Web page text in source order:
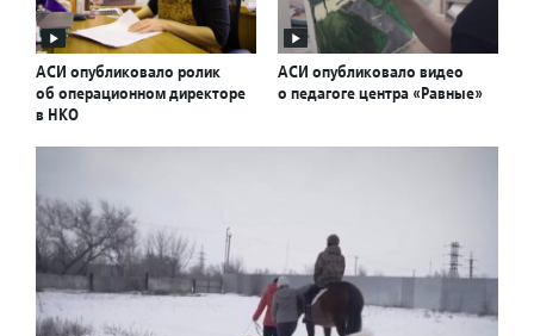
АСИ опубликовало ролик
об операционном директоре
в НКО
АСИ опубликовало видео
о педагоге центра «Равные»